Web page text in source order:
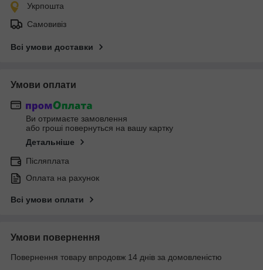
Укрпошта
Самовивіз
Всі умови доставки
Умови оплати
Ви отримаєте замовлення
або гроші повернуться на вашу картку
Детальніше
Післяплата
Оплата на рахунок
Всі умови оплати
Умови повернення
Повернення товару впродовж 14 днів за домовленістю